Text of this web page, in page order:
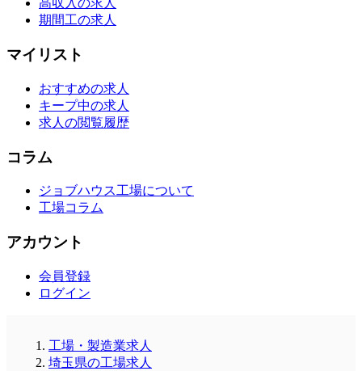
高収入の求人
期間工の求人
マイリスト
おすすめの求人
キープ中の求人
求人の閲覧履歴
コラム
ジョブハウス工場について
工場コラム
アカウント
会員登録
ログイン
工場・製造業求人
埼玉県の工場求人